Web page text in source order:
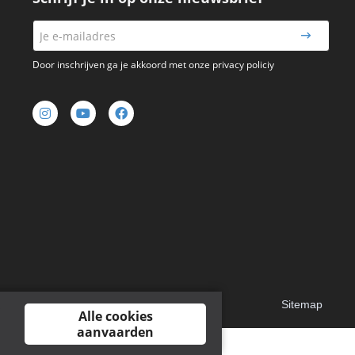
Door inschrijven ga je akkoord met onze privacy policiy
Sitemap
Alle cookies
aanvaarden